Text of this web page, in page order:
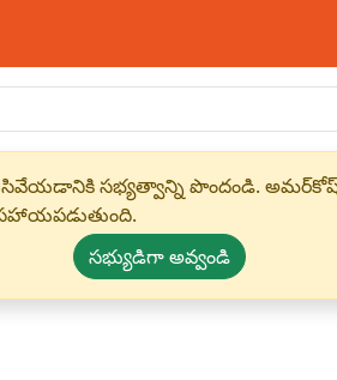
సభ్యత్వాన్ని పొందండి.
సభ్యుడిగా అవ్వండి